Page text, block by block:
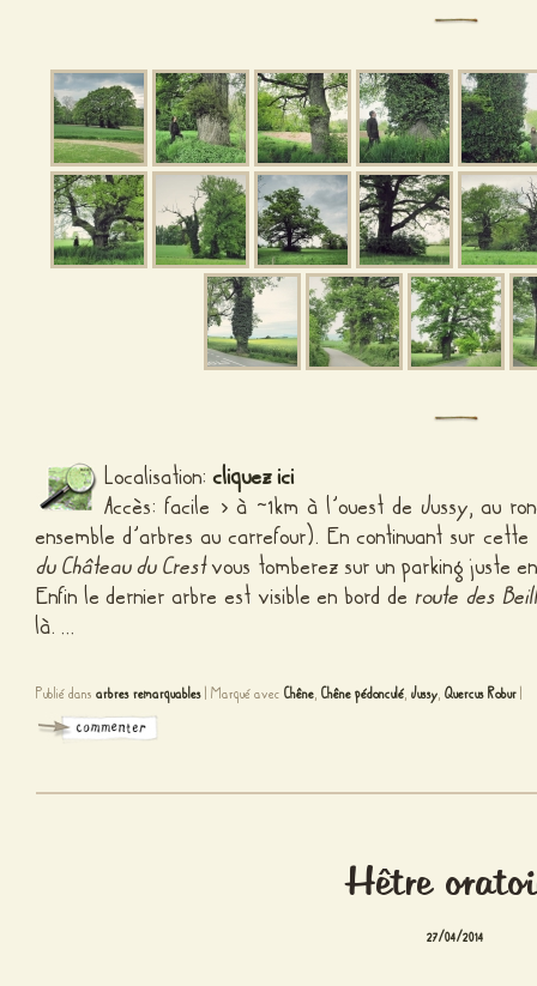
Localisation:cliquez ici
Accès: facile > à ~1km à l’ouest de Jussy, au
ensemble d’arbres au carrefour). En continuant sur
du Château du Crestvous tomberez sur un parking juste
Enfin le dernier arbre est visible en bord de route des
là. …
Publié dans arbres remarquables Marqué avec Chêne, Chêne pédonculé, Jussy, Quercus Robur
Hêtre
27/04/2014